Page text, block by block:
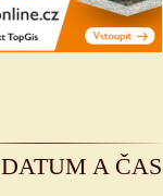
DATUM A ČAS